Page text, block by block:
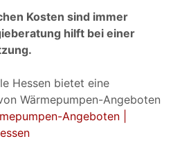
Kosten sind immer
hilft bei einer
Hessen bietet eine
Wärmepumpen-Angeboten
Angeboten |